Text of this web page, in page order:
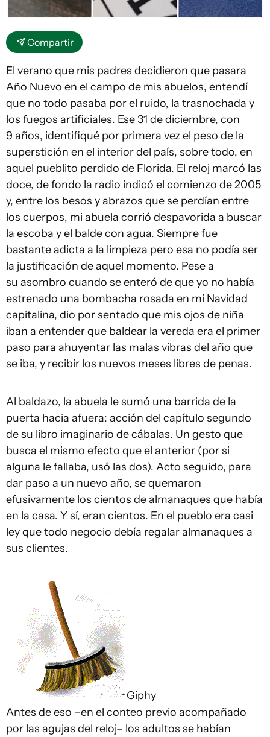
Compartir
El verano que mis padres decidieron que pasara
Año Nuevo en el campo de mis abuelos, entendí
que no todo pasaba por el ruido, la trasnochada y
los fuegos artificiales. Ese 31 de diciembre, con
9 años, identifiqué por primera vez el peso de la
superstición en el interior del país, sobre todo, en
aquel pueblito perdido de Florida. El reloj marcó las
doce, de fondo la radio indicó el comienzo de 2005
y, entre los besos y abrazos que se perdían entre
los cuerpos, mi abuela corrió despavorida a buscar
la escoba y el balde con agua. Siempre fue
bastante adicta a la limpieza pero esa no podía ser
la justificación de aquel momento. Pese a
su asombro cuando se enteró de que yo no había
estrenado una bombacha rosada en mi Navidad
capitalina, dio por sentado que mis ojos de niña
iban a entender que baldear la vereda era el primer
paso para ahuyentar las malas vibras del año que
se iba, y recibir los nuevos meses libres de penas.
Al baldazo, la abuela le sumó una barrida de la
puerta hacia afuera: acción del capítulo segundo
de su libro imaginario de cábalas. Un gesto que
busca el mismo efecto que el anterior (por si
alguna le fallaba, usó las dos). Acto seguido, para
dar paso a un nuevo año, se quemaron
efusivamente los cientos de almanaques que había
en la casa. Y sí, eran cientos. En el pueblo era casi
ley que todo negocio debía regalar almanaques a
sus clientes.
Giphy
Antes de eso –en el conteo previo acompañado
por las agujas del reloj– los adultos se habían